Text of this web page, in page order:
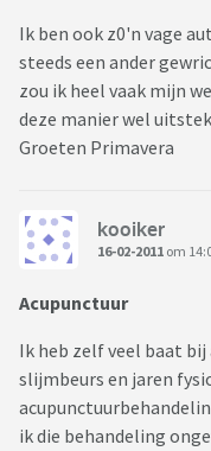
Ik ben ook z0'n vage
steeds een ander
zou ik heel vaak mijn
deze manier wel
Groeten Primavera
kooiker
16-02-2011 om
Acupunctuur
Ik heb zelf veel baat bij
slijmbeurs en jaren
ik die behandeling